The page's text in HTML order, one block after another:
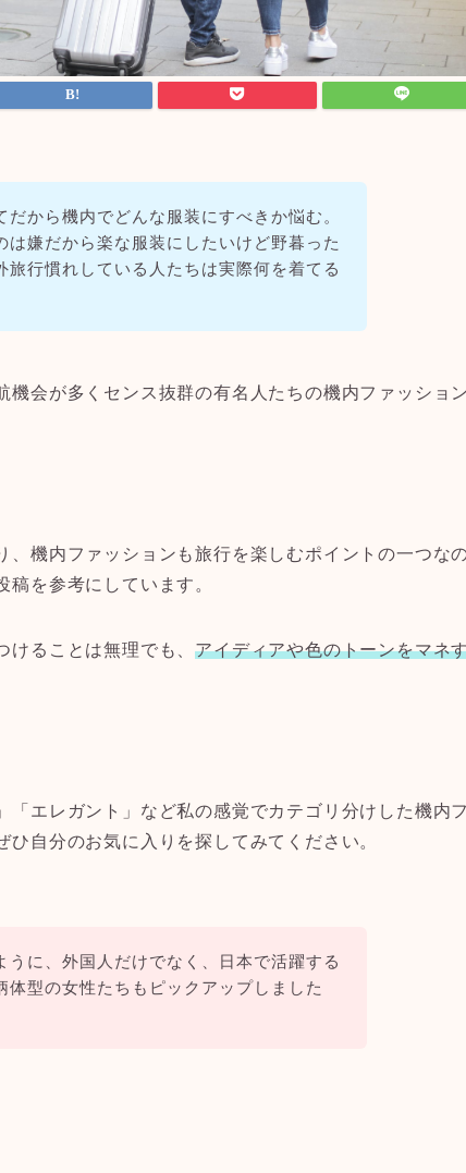
から機内でどんな服装にすべきか悩む。
は嫌だから楽な服装にしたいけど野暮った
旅行慣れしている人たちは実際何を着てる
機会が多くセンス抜群の有名人たちの機内ファッション
、機内ファッションも旅行を楽しむポイントの一つな
を参考にしています。
けることは無理でも、アイディアや色のトーンをマネ
「エレガント」など私の感覚でカテゴリ分けした機内フ
自分のお気に入りを探してみてください。
うに、外国人だけでなく、日本で活躍する
体型の女性たちもピックアップしました